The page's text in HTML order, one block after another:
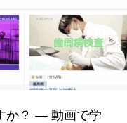
か？ ― 動画で学